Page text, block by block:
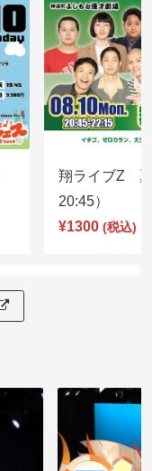
翔ライブZ
20:45）
¥1300 (税込)